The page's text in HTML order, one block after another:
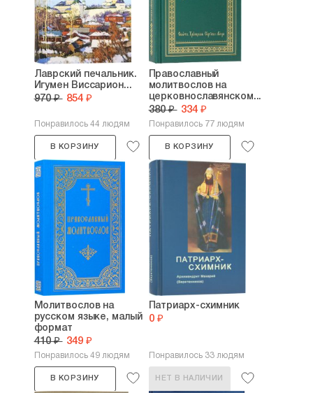
Лаврский печальник.
Игумен Виссарион...
970 ₽ 854 ₽
Понравилось 44 людям
В КОРЗИНУ
Православный
молитвослов на
церковнославянском...
380 ₽ 334 ₽
Понравилось 77 людям
В КОРЗИНУ
Молитвослов на
русском языке, малый
формат
410 ₽ 349 ₽
Понравилось 49 людям
В КОРЗИНУ
Патриарх-схимник
0 ₽
Понравилось 33 людям
НЕТ В НАЛИЧИИ